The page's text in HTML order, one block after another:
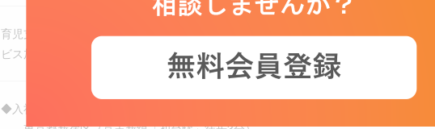
育児支援制度、介護支援制度、社宅・家賃補助制度、従業員持株会、財形貯蓄、慶
ビス加入
◆入社当初の勤務地